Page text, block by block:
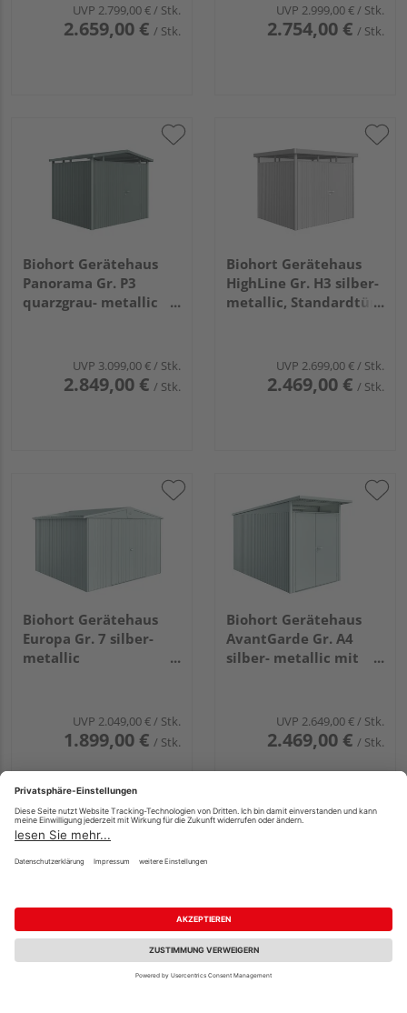
UVP 2.799,00 €/ Stk.
2.659,00 € / Stk.
UVP 2.999,00 €/ Stk.
2.754,00 € / Stk.
Biohort Gerätehaus
Panorama Gr. P3
quarzgrau- metallic
UVP 3.099,00 €/ Stk.
2.849,00 € / Stk.
Biohort Gerätehaus
HighLine Gr. H3 silber-
metallic, Standardtür
UVP 2.699,00 €/ Stk.
2.469,00 € / Stk.
Biohort Gerätehaus
Europa Gr. 7 silber-
metallic
UVP 2.049,00 €/ Stk.
1.899,00 € / Stk.
Biohort Gerätehaus
AvantGarde Gr. A4
silber- metallic mit
UVP 2.649,00 €/ Stk.
2.469,00 € / Stk.
Biohort Gerätehaus
Biohort Gerätehaus